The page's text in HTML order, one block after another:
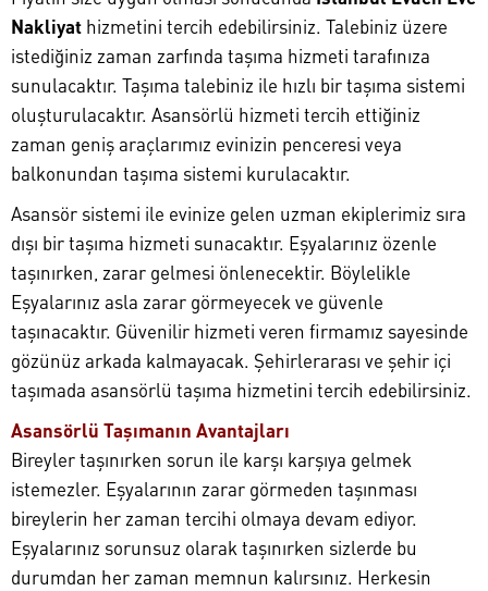
Nakliyat hizmetini tercih edebilirsiniz. Talebiniz üzere
istediğiniz zaman zarfında taşıma hizmeti tarafınıza
sunulacaktır. Taşıma talebiniz ile hızlı bir taşıma sistemi
oluşturulacaktır. Asansörlü hizmeti tercih ettiğiniz
zaman geniş araçlarımız evinizin penceresi veya
balkonundan taşıma sistemi kurulacaktır.
Asansör sistemi ile evinize gelen uzman ekiplerimiz sıra
dışı bir taşıma hizmeti sunacaktır. Eşyalarınız özenle
taşınırken, zarar gelmesi önlenecektir. Böylelikle
Eşyalarınız asla zarar görmeyecek ve güvenle
taşınacaktır. Güvenilir hizmeti veren firmamız sayesinde
gözünüz arkada kalmayacak. Şehirlerarası ve şehir içi
taşımada asansörlü taşıma hizmetini tercih edebilirsiniz.
Asansörlü Taşımanın Avantajları
Bireyler taşınırken sorun ile karşı karşıya gelmek
istemezler. Eşyalarının zarar görmeden taşınması
bireylerin her zaman tercihi olmaya devam ediyor.
Eşyalarınız sorunsuz olarak taşınırken sizlerde bu
durumdan her zaman memnun kalırsınız. Herkesin